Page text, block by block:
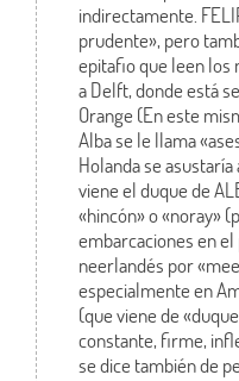
indirectamente.
prudente», pero
epitafio que leen los
a Delft, donde está
Orange (En este
Alba se le llama
Holanda se asustaría
viene el duque de
«hincón» o «noray»
embarcaciones en
neerlandés por
especialmente en
(que viene de
constante, firme,
se dice también de